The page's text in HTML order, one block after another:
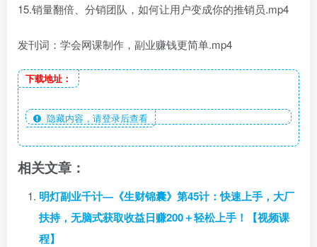
15.销量翻倍、分销团队，如何让用户变成你的推销员.mp4
发刊词：学会网课制作，副业赚钱更简单.mp4
下载地址：
隐藏内容，请登录后查看
相关文章：
明灯副业千计—《生财锦囊》第45计：快速上手，大厂
扶持，无脑式获取收益日赚200＋轻松上手！【视频课
程】